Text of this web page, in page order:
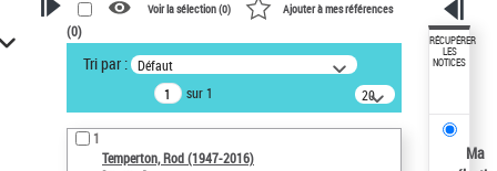
VOTRE RECHERCHE
Recherche avancée dans les
notices d’autorité
Œuvres liées à l'auteur :
Temperton, Rod (1947-2016)
Voir la sélection (0) Ajouter à mes références
(0)
Tri par : Défaut
sur 1
20
résultats/page
1
Temperton, Rod (1947-2016)
RÉCUPÉRER
LES
NOTICES
Ma